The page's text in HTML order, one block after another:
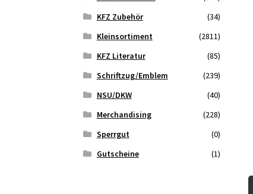
KFZ Zubehör
(34)
Kleinsortiment
(2811)
KFZ Literatur
(85)
Schriftzug/Emblem
(239)
NSU/DKW
(40)
Merchandising
(228)
Sperrgut
(0)
Gutscheine
(1)